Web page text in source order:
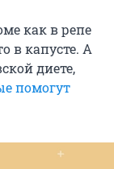
как в репе
в капусте. А
диете,
помогут